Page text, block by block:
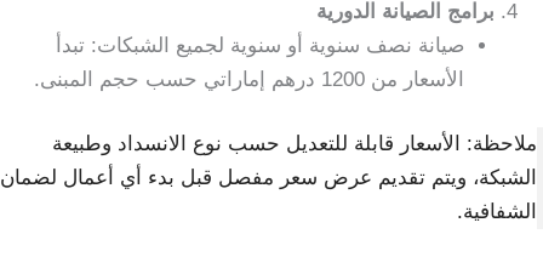
برامج الصيانة الدورية
صيانة نصف سنوية أو سنوية لجميع الشبكات: تبدأ
الأسعار من 1200 درهم إماراتي حسب حجم المبنى.
ملاحظة: الأسعار قابلة للتعديل حسب نوع الانسداد وطبيعة
الشبكة، ويتم تقديم عرض سعر مفصل قبل بدء أي أعمال لضمان
الشفافية.